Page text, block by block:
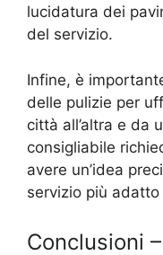
lucidatura dei
del servizio.
Infine, è
delle pulizie per
città all’altra e da
consigliabile
avere un’idea
servizio più
Conclusioni